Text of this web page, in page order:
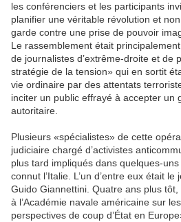
les conférenciers et les participants
planifier une véritable révolution et
garde contre une prise de pouvoir
Le rassemblement était
de journalistes d’extrême-droite et de
stratégie de la tension» qui en sortit
vie ordinaire par des attentats
inciter un public effrayé à accepter un
autoritaire.
Plusieurs «spécialistes» de cette
judiciaire chargé d’activistes
plus tard impliqués dans quelques-
connut l’Italie. L’un d’entre eux était
Guido Giannettini. Quatre ans plus
à l’Académie navale américaine sur
perspectives de coup d’État en